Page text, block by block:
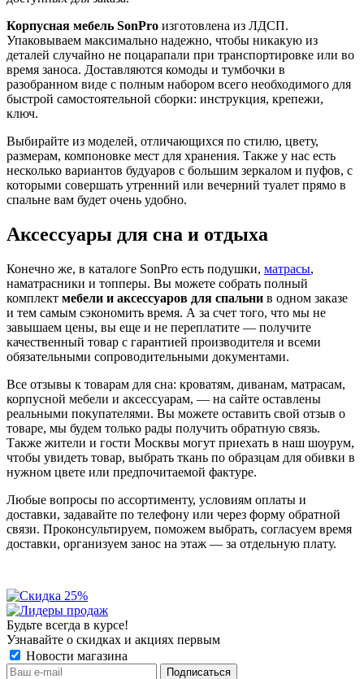
Корпусная мебель SonPro изготовлена из ЛДСП.
Упаковываем максимально надежно, чтобы никакую из
деталей случайно не поцарапали при транспортировке или во
время заноса. Доставляются комоды и тумбочки в
разобранном виде с полным набором всего необходимого для
быстрой самостоятельной сборки: инструкция, крепежи,
ключ.
Выбирайте из моделей, отличающихся по стилю, цвету,
размерам, компоновке мест для хранения. Также у нас есть
несколько вариантов будуаров с большим зеркалом и пуфов, с
которыми совершать утренний или вечерний туалет прямо в
спальне вам будет очень удобно.
Аксессуары для сна и отдыха
Конечно же, в каталоге SonPro есть подушки, матрасы,
наматрасники и топперы. Вы можете собрать полный
комплект мебели и аксессуаров для спальни в одном заказе
и тем самым сэкономить время. А за счет того, что мы не
завышаем цены, вы еще и не переплатите — получите
качественный товар с гарантией производителя и всеми
обязательными сопроводительными документами.
Все отзывы к товарам для сна: кроватям, диванам, матрасам,
корпусной мебели и аксессуарам, — на сайте оставлены
реальными покупателями. Вы можете оставить свой отзыв о
товаре, мы будем только рады получить обратную связь.
Также жители и гости Москвы могут приехать в наш шоурум,
чтобы увидеть товар, выбрать ткань по образцам для обивки в
нужном цвете или предпочитаемой фактуре.
Любые вопросы по ассортименту, условиям оплаты и
доставки, задавайте по телефону или через форму обратной
связи. Проконсультируем, поможем выбрать, согласуем время
доставки, организуем занос на этаж — за отдельную плату.
Будьте всегда в курсе!
Узнавайте о скидках и акциях первым
Новости магазина